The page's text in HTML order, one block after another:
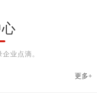
业点滴。
更多+